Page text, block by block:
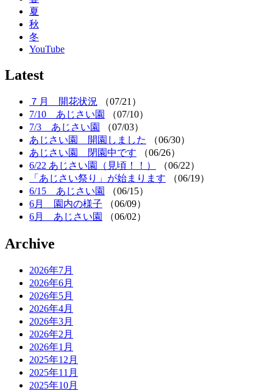
夏
秋
冬
YouTube
Latest
７月 開花状況
（07/21）
7/10 あじさい園
（07/10）
7/3 あじさい園
（07/03）
あじさい園 開園しました
（06/30）
あじさい園 閉園中です
（06/26）
6/22 あじさい園（見頃！！）
（06/22）
「あじさい祭り」が始まります
（06/19）
6/15 あじさい園
（06/15）
6月 園内の様子
（06/09）
6月 あじさい園
（06/02）
Archive
2026年7月
2026年6月
2026年5月
2026年4月
2026年3月
2026年2月
2026年1月
2025年12月
2025年11月
2025年10月